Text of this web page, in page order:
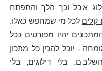
אוכלוכך הלך והתפתח
קלים לכל מי שמחפש כאלו.
יהיו מפורטים ככל
- יוכל להכין כל מתכון
בלי דילוגים, בלי